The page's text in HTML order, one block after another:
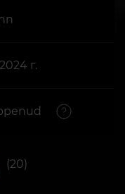
г.
(20)